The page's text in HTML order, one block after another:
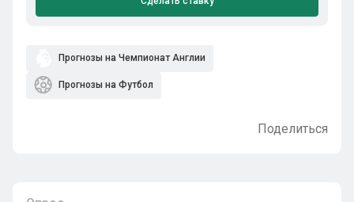
Прогнозы на Чемпионат Англии
Прогнозы на Футбол
Поделиться